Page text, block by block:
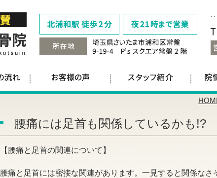
腰痛には足首も関係しているかも!?
【腰痛と足首の関連について】
腰痛と足首には密接な関連があります。一見すると関係な